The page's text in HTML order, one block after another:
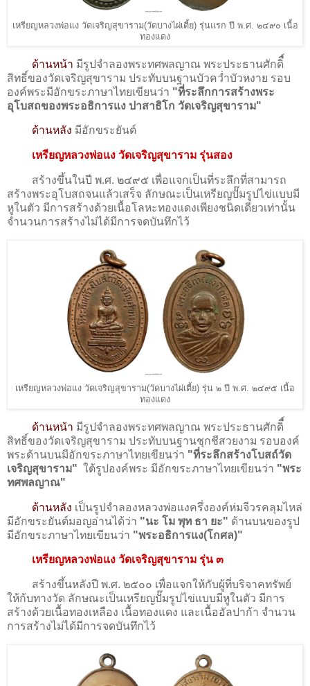
เหรียญหลวงพ่อแง วัดเจริญสุขาราม(วัดบางไผ่เตี้ย) รุ่นแรก ปี พ.ศ. ๒๔๙๐ เนื้อ
ทองแดง
ด้านหน้า มีรูปจำลองพระทศพลญาณ พระประธานศักดิื์
สิทธิ์ของวัดเจริญสุขาราม ประทับบนฐานบัวคว่ำบัวหงาย รอบ
องค์พระมีอักขระภาษาไทยเขียนว่า "ที่ระลึกการสร้างพระ
อุโบสถของพระอธิการแง ปาสาธิโก วัดเจริญสุขาราม"
ด้านหลัง มีอักขระยันต์
เหรียญหลวงพ่อแง วัดเจริญสุขาราม รุ่นสอง
สร้างขึ้นในปี พ.ศ. ๒๔๙๕ เพื่อแจกเป็นที่ระลึกที่สามารถ
สร้างพระอุโบสถจนแล้วเสร็จ ลักษณะเป็นเหรียญปั๊มรูปไข่แบบมี
หูในตัว มีการสร้างด้วยเนื้อโลหะทองแดงเพียงชนิดเดียวเท่านั้น
จำนวนการสร้างไม่ได้มีการจดบันทึกไว้
เหรียญหลวงพ่อแง วัดเจริญสุขาราม(วัดบางไผ่เตี้ย) รุ่น ๒ ปี พ.ศ. ๒๔๙๕ เนื้อ
ทองแดง
ด้านหน้า มีรูปจำลองพระทศพลญาณ พระประธานศักดิื์
สิทธิ์ของวัดเจริญสุขาราม ประทับบนฐานชุกชีสวยงาม รอบองค์
พระด้านบนมีอักขระภาษาไทยเขียนว่า "ที่ระลึกสร้างโบสถ์วัด
เจริญสุขาราม" ใต้รูปองค์พระ มีอักขระภาษาไทยเขียนว่า "พระ
ทศพลญาณ"
ด้านหลัง เป็นรูปจำลองหลวงพ่อแงครึ่งองค์ห่มจีวรคลุมไหล่
มีอักขระยันต์มอญอ่านได้ว่า "นะ โม พุท ธา ยะ" ด้านบนของรูป
มีอักขระภาษาไทยเขียนว่า "พระอธิการแง(โกศล)"
เหรียญหลวงพ่อแง วัดเจริญสุขาราม รุ่น ๓
สร้างขึ้นหลังปี พ.ศ. ๒๕๐๐ เพื่อแจกให้กับผู้ที่บริจาคทรัพย์
ให้ก้บทางวัด ลักษณะเป็นเหรียญปั๊มรูปไข่แบบมีหูในตัว มีการ
สร้างด้วยเนื้อทองเหลือง เนื้อทองแดง และเนื้ออัลปาก้า จำนวน
การสร้างไม่ได้มีการจดบันทึกไว้